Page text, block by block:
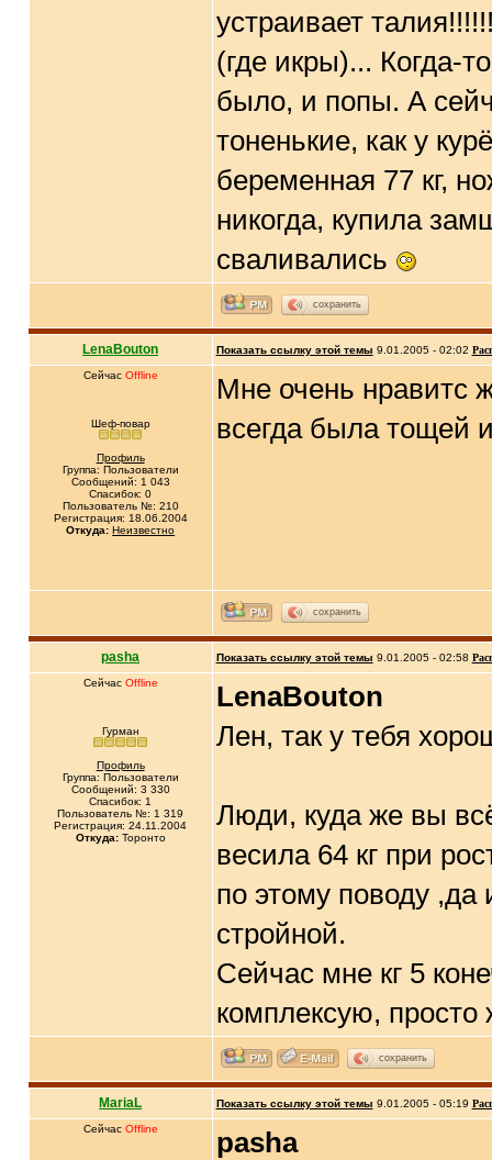
устраивает
(где икры)... Когда-
было, и попы. А
тоненькие, как у
беременная 77 кг,
никогда, купила
сваливались
сохранить
LenaBouton Показать ссылку этой темы 9.01.2005 - 02:02
Сейчас Offline
Шеф-повар
Профиль
Группа: Пользователи
Сообщений: 1 043
Спасибок: 0
Пользователь №: 210
Регистрация: 18.06.2004
Откуда: Неизвестно
Мне очень нравитс
всегда была тощей
сохранить
pasha Показать ссылку этой темы 9.01.2005 - 02:58
Сейчас Offline
Гурман
Профиль
Группа: Пользователи
Сообщений: 3 330
Спасибок: 1
Пользователь №: 1 319
Регистрация: 24.11.2004
Откуда:Торонто
LenaBouton
Лен, так у тебя
Люди, куда же вы
весила 64 кг при
по этому поводу
стройной.
Сейчас мне кг 5
комплексую,
сохранить
MariaL Показать ссылку этой темы 9.01.2005 - 05:19
Сейчас Offline
pasha